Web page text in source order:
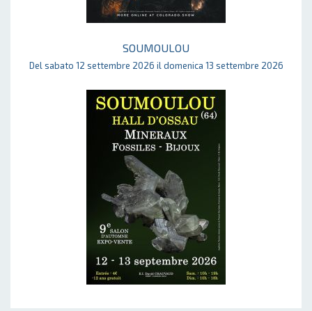
SOUMOULOU
Del sabato 12 settembre 2026 il domenica 13 settembre 2026